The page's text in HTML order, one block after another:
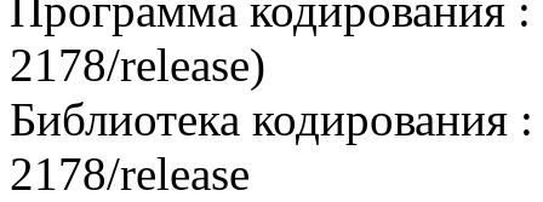
Программа кодирования
2178/release)
Библиотека
2178/release